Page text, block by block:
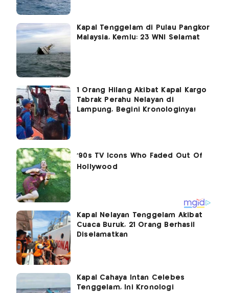
Kapal Tenggelam di Pulau Pangkor
Malaysia, Kemlu: 23 WNI Selamat
1 Orang Hilang Akibat Kapal Kargo
Tabrak Perahu Nelayan di
Lampung, Begini Kronologinya!
Kapal Nelayan Tenggelam Akibat
Cuaca Buruk, 21 Orang Berhasil
Diselamatkan
Kapal Cahaya Intan Celebes
Tenggelam, Ini Kronologi